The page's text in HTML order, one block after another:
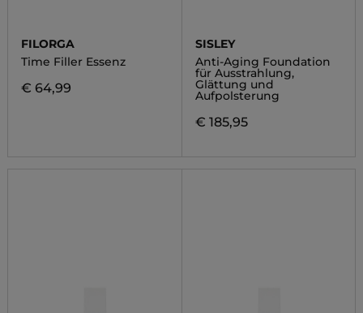
FILORGA
Time Filler Essenz
€ 64,99
SISLEY
Anti-Aging Foundation
für Ausstrahlung,
Glättung und
Aufpolsterung
€ 185,95